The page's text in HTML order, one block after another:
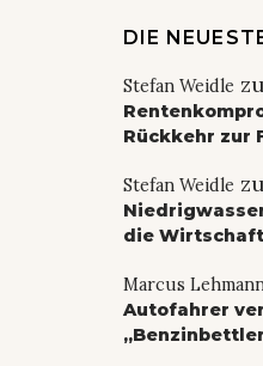
DIE
Stefan Weidle zu
Rückkehr zur
Stefan Weidle zu
die
Marcus
Autofahrer